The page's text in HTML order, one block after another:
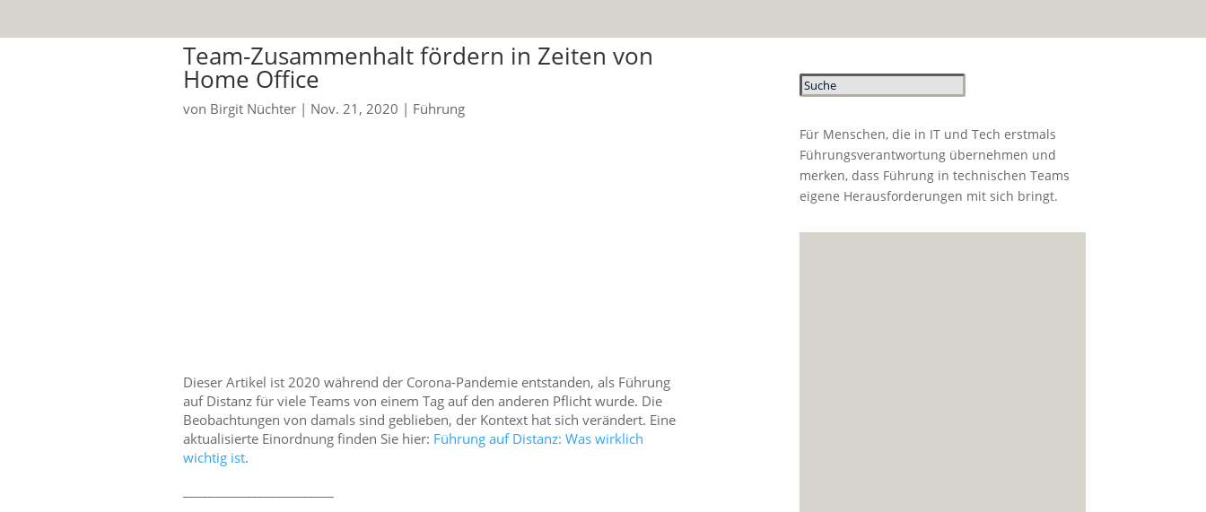
Team-Zusammenhalt fördern in Zeiten von
Home Office
von Birgit Nüchter | Nov. 21, 2020 | Führung
Dieser Artikel ist 2020 während der Corona-Pandemie entstanden, als Führung
auf Distanz für viele Teams von einem Tag auf den anderen Pflicht wurde. Die
Beobachtungen von damals sind geblieben, der Kontext hat sich verändert. Eine
aktualisierte Einordnung finden Sie hier: Führung auf Distanz: Was wirklich
wichtig ist.
Für Menschen, die in IT und Tech erstmals
Führungsverantwortung übernehmen und
merken, dass Führung in technischen Teams
eigene Herausforderungen mit sich bringt.